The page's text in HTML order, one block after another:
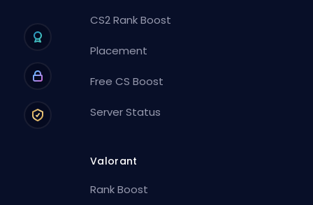
CS2 Rank Boost
Placement
Free CS Boost
Server Status
Valorant
Rank Boost